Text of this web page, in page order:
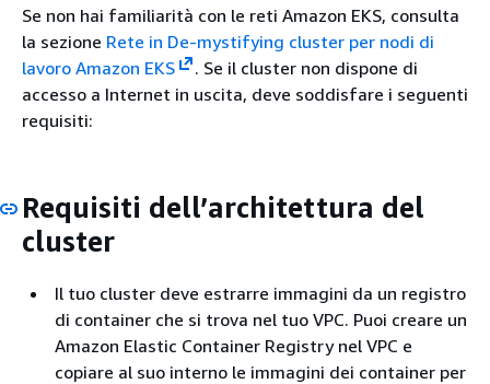
Se non hai familiarità con le reti Amazon EKS, consulta
la sezione Rete in De-mystifying cluster per nodi di
lavoro Amazon EKS
. Se il cluster non dispone di
accesso a Internet in uscita, deve soddisfare i seguenti
requisiti:
Requisiti dell’architettura del
cluster
Il tuo cluster deve estrarre immagini da un registro
di container che si trova nel tuo VPC. Puoi creare un
Amazon Elastic Container Registry nel VPC e
copiare al suo interno le immagini dei container per